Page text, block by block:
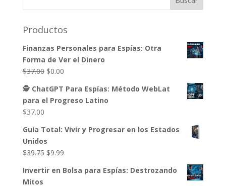
Productos
Finanzas Personales para Espías: Otra
Forma de Ver el Dinero
$37.00 El
original
era:
$0.00El
actual
es:
🕵️ ChatGPT Para Espías: Método WebLat
para el Progreso Latino
$37.00
Guía Total: Vivir y Progresar en los Estados
Unidos
$39.75 El
original
$9.99El
actual
Invertir en Bolsa para Espías: Destrozando
Mitos